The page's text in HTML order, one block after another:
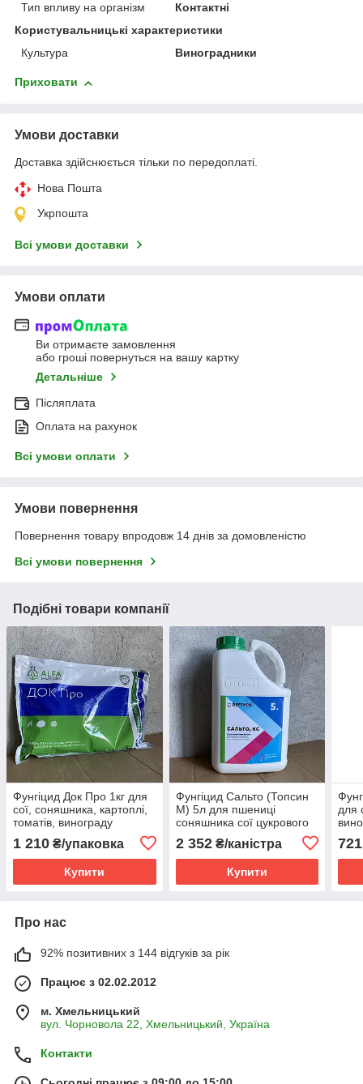
Тип впливу на організм
Контактні
Користувальницькі характеристики
Культура
Виноградники
Приховати
Умови доставки
Доставка здійснюється тільки по передоплаті.
Нова Пошта
Укрпошта
Всі умови доставки
Умови оплати
Ви отримаєте замовлення
або гроші повернуться на вашу картку
Детальніше
Післяплата
Оплата на рахунок
Всі умови оплати
Умови повернення
Повернення товару впродовж 14 днів за домовленістю
Всі умови повернення
Подібні товари компанії
Фунгіцид Док Про 1кг для
сої, соняшника, картоплі,
томатів, винограду
міклобутаніл)
1 210 ₴/упаковка
Купити
Фунгіцид Сальто (Топсин
М) 5л для пшениці
соняшника сої цукрового
буряка капусти винограду
яблунь
2 352₴/каністра
Купити
для
721
Про нас
92% позитивних з 144 відгуків за рік
Працює з 02.02.2012
м. Хмельницький
вул. Чорновола 22, Хмельницький, Україна
Контакти